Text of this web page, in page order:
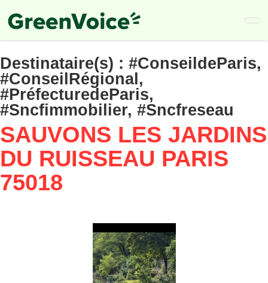
to
main
Destinataire(s) : #ConseildeParis,
#ConseilRégional,
#PréfecturedeParis,
#Sncfimmobilier, #Sncfreseau
SAUVONS LES JARDINS
DU RUISSEAU PARIS
75018